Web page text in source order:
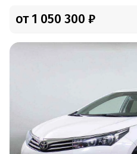
от 1 050 300 ₽